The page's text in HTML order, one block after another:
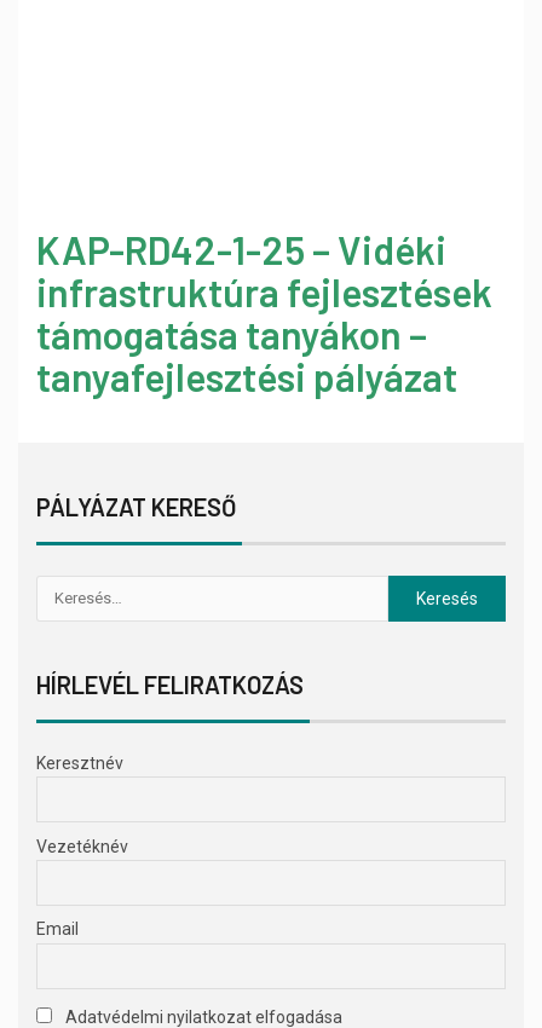
KAP-RD42-1-25 – Vidéki
infrastruktúra fejlesztések
támogatása tanyákon –
tanyafejlesztési pályázat
PÁLYÁZAT KERESŐ
HÍRLEVÉL FELIRATKOZÁS
Keresztnév
Vezetéknév
Email
Adatvédelmi nyilatkozat elfogadása